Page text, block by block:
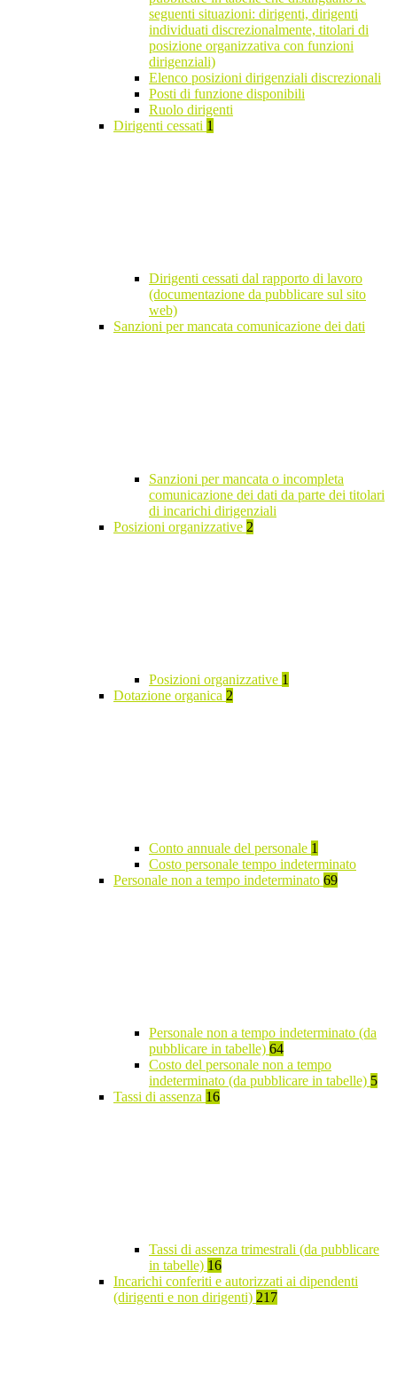
seguenti situazioni: dirigenti, dirigenti
individuati discrezionalmente, titolari di
posizione organizzativa con funzioni
dirigenziali)
Elenco posizioni dirigenziali discrezionali
Posti di funzione disponibili
Ruolo dirigenti
Dirigenti cessati 1
Dirigenti cessati dal rapporto di lavoro
(documentazione da pubblicare sul sito
web)
Sanzioni per mancata comunicazione dei dati
Sanzioni per mancata o incompleta
comunicazione dei dati da parte dei titolari
di incarichi dirigenziali
Posizioni organizzative 2
Posizioni organizzative 1
Dotazione organica 2
Conto annuale del personale 1
Costo personale tempo indeterminato
Personale non a tempo indeterminato 69
Personale non a tempo indeterminato (da
pubblicare in tabelle) 64
Costo del personale non a tempo
indeterminato (da pubblicare in tabelle) 5
Tassi di assenza 16
Tassi di assenza trimestrali (da pubblicare
in tabelle) 16
Incarichi conferiti e autorizzati ai dipendenti
(dirigenti e non dirigenti) 217